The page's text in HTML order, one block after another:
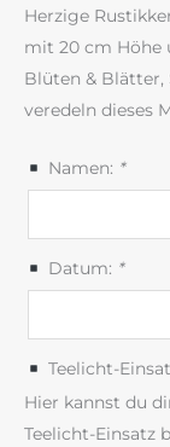
Herzige
mit 20 cm Höhe
Blüten & Blätter,
veredeln dieses
Namen: *
Datum: *
Teelicht-
Hier kannst du
Teelicht-Einsatz